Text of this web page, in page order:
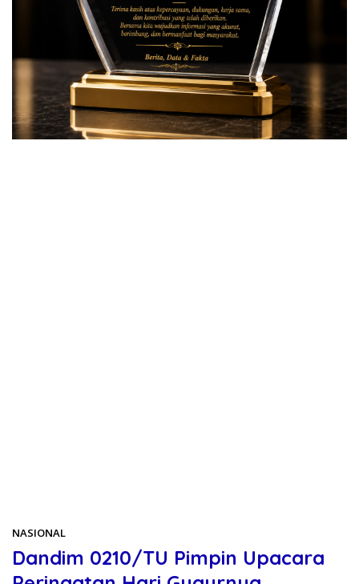
NASIONAL
Dandim 0210/TU Pimpin Upacara